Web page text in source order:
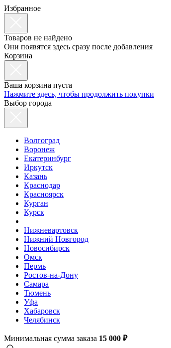
Избранное
Товаров не найдено
Они появятся здесь сразу после добавления
Корзина
Ваша корзина пуста
Нажмите здесь, чтобы продолжить покупки
Выбор города
Волгоград
Воронеж
Екатеринбург
Иркутск
Казань
Краснодар
Красноярск
Курган
Курск
Нижневартовск
Нижний Новгород
Новосибирск
Омск
Пермь
Ростов-на-Дону
Самара
Тюмень
Уфа
Хабаровск
Челябинск
Минимальная сумма заказа 15 000 ₽